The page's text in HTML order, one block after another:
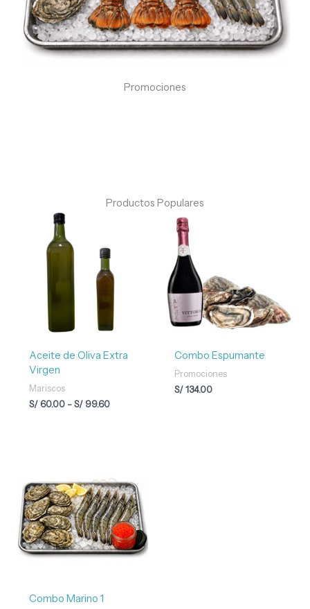
Promociones
Productos Populares
Aceite de Oliva Extra
Virgen
Mariscos
S/60.00 - S/99.60
desde
S/ 60.00
hasta
Combo Espumante
Promociones
S/134.00
Combo Marino 1